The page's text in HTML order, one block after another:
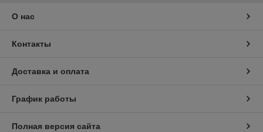
О нас
Контакты
Доставка и оплата
График работы
Полная версия сайта